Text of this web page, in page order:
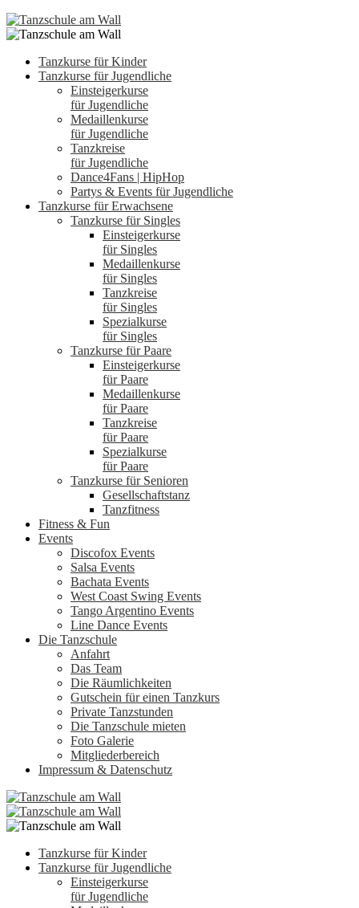
Tanzkurse für Kinder
Tanzkurse für Jugendliche
Einsteigerkurse
für Jugendliche
Medaillenkurse
für Jugendliche
Tanzkreise
für Jugendliche
Dance4Fans | HipHop
Partys & Events für Jugendliche
Tanzkurse für Erwachsene
Tanzkurse für Singles
Einsteigerkurse
für Singles
Medaillenkurse
für Singles
Tanzkreise
für Singles
Spezialkurse
für Singles
Tanzkurse für Paare
Einsteigerkurse
für Paare
Medaillenkurse
für Paare
Tanzkreise
für Paare
Spezialkurse
für Paare
Tanzkurse für Senioren
Gesellschaftstanz
Tanzfitness
Fitness & Fun
Events
Discofox Events
Salsa Events
Bachata Events
West Coast Swing Events
Tango Argentino Events
Line Dance Events
Die Tanzschule
Anfahrt
Das Team
Die Räumlichkeiten
Gutschein für einen Tanzkurs
Private Tanzstunden
Die Tanzschule mieten
Foto Galerie
Mitgliederbereich
Impressum & Datenschutz
Tanzkurse für Kinder
Tanzkurse für Jugendliche
Einsteigerkurse
für Jugendliche